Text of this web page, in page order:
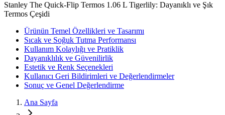
Stanley The Quick-Flip Termos 1.06 L Tigerlily: Dayanıklı ve Şık
Termos Çeşidi
Ürünün Temel Özellikleri ve Tasarımı
Sıcak ve Soğuk Tutma Performansı
Kullanım Kolaylığı ve Pratiklik
Dayanıklılık ve Güvenilirlik
Estetik ve Renk Seçenekleri
Kullanıcı Geri Bildirimleri ve Değerlendirmeler
Sonuç ve Genel Değerlendirme
Ana Sayfa